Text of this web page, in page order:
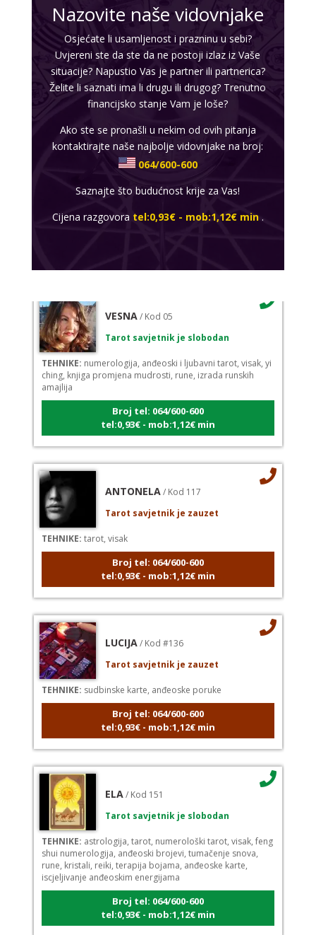
Nazovite naše vidovnjake
Osjećate li usamljenost i prazninu u sebi?
Uvjereni ste da ste da ne postoji izlaz iz Vaše
situacije? Napustio Vas je partner ili partnerica?
Želite li saznati ima li drugu ili drugog? Trenutno
financijsko stanje Vam je loše?
Ako ste se pronašli u nekim od ovih pitanja
kontaktirajte naše najbolje vidovnjake na broj:
064/600-600
Saznajte što budućnost krije za Vas!
Cijena razgovora tel:0,93€ - mob:1,12€ min .
TEHNIKE:sudbinske karte, anđeoske poruke
Broj tel: 064/600-600
tel:0,93€ - mob:1,12€ min
Tarot savjetnik je slobodan
astrologija, tarot, numerološki tarot, visak, feng
shui numerologija, anđeoski brojevi, tumačenje snova,
rune, kristali, reiki, terapija bojama, anđeoske karte,
iscjeljivanje anđeoskim energijama
Broj tel: 064/600-600
TEHNIKE:numerologija, anđeoski i ljubavni tarot, visak, yi
ching, knjiga promjena mudrosti, rune, izrada runskih
amajlija
Broj tel: 064/600-600
tel:0,93€ - mob:1,12€ min
TEHNIKE:tarot, visak
Broj tel: 064/600-600
tel:0,93€ - mob:1,12€ min
TEHNIKE:sudbinske karte, anđeoske poruke
Broj tel: 064/600-600
tel:0,93€ - mob:1,12€ min
TEHNIKE:astrologija, tarot, numerološki tarot, visak, feng
shui numerologija, anđeoski brojevi, tumačenje snova,
rune, kristali, reiki, terapija bojama, anđeoske karte,
iscjeljivanje anđeoskim energijama
Broj tel: 064/600-600
tel:0,93€ - mob:1,12€ min